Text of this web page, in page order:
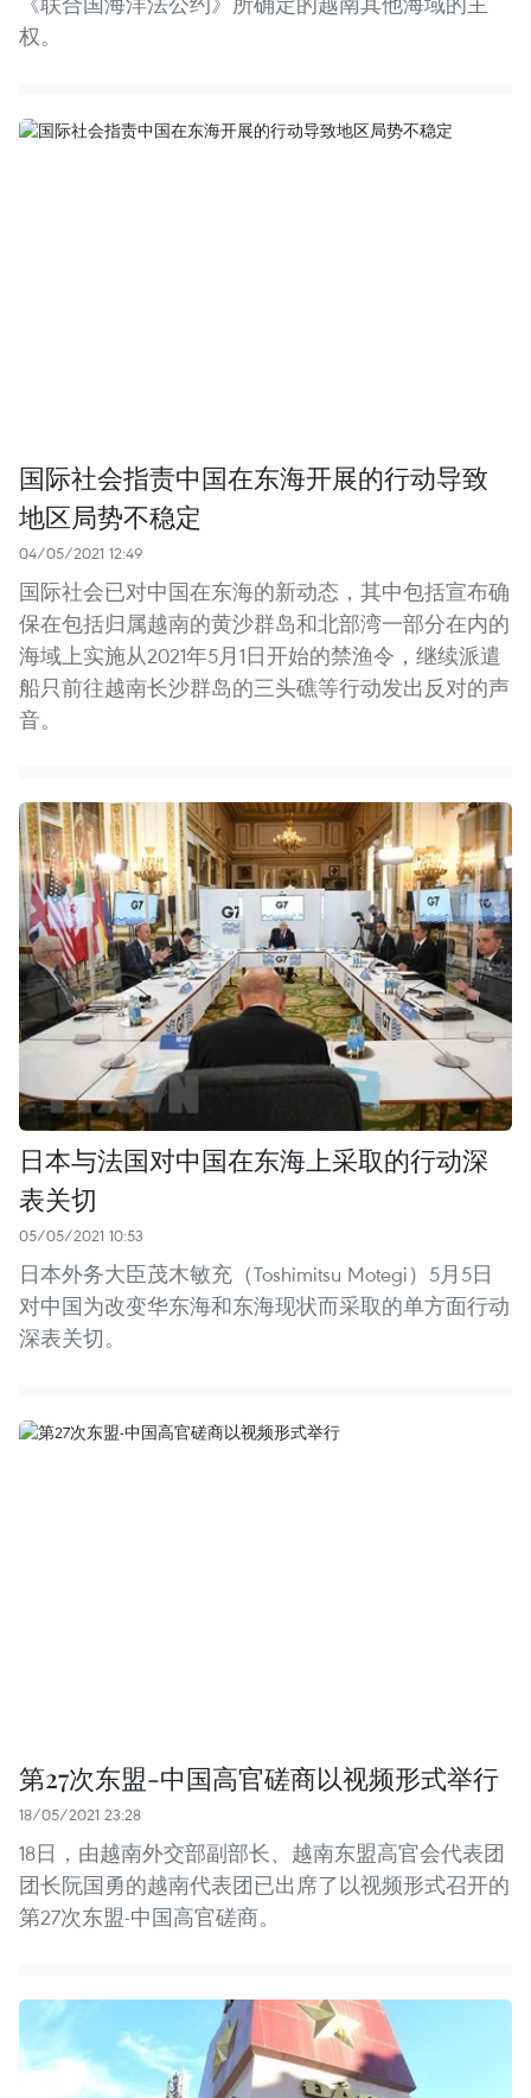
权。
国际社会指责中国在东海开展的行动导致
地区局势不稳定
04/05/2021 12:49
国际社会已对中国在东海的新动态，其中包括宣布确
保在包括归属越南的黄沙群岛和北部湾一部分在内的
海域上实施从2021年5月1日开始的禁渔令，继续派遣
船只前往越南长沙群岛的三头礁等行动发出反对的声
音。
日本与法国对中国在东海上采取的行动深
表关切
05/05/2021 10:53
日本外务大臣茂木敏充（Toshimitsu Motegi）5月5日
对中国为改变华东海和东海现状而采取的单方面行动
深表关切。
第27次东盟-中国高官磋商以视频形式举行
18/05/2021 23:28
18日，由越南外交部副部长、越南东盟高官会代表团
团长阮国勇的越南代表团已出席了以视频形式召开的
第27次东盟-中国高官磋商。